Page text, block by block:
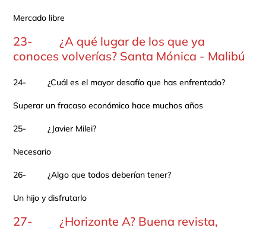
Mercado libre
23- ¿A qué lugar de los que ya
conoces volverías? Santa Mónica - Malibú
24- ¿Cuál es el mayor desafío que has enfrentado?
Superar un fracaso económico hace muchos años
25- ¿Javier Milei?
Necesario
26- ¿Algo que todos deberían tener?
Un hijo y disfrutarlo
27- ¿Horizonte A? Buena revista,